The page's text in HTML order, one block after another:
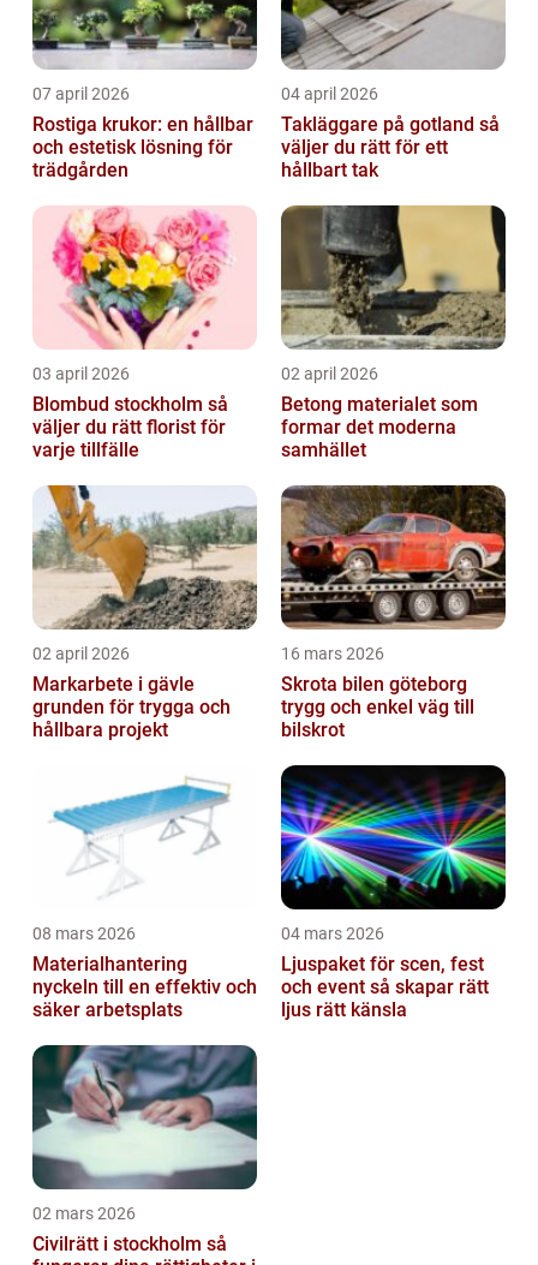
07 april 2026
Rostiga krukor: en hållbar
och estetisk lösning för
trädgården
04 april 2026
Takläggare på gotland så
väljer du rätt för ett
hållbart tak
03 april 2026
Blombud stockholm så
väljer du rätt florist för
varje tillfälle
02 april 2026
Betong materialet som
formar det moderna
samhället
02 april 2026
Markarbete i gävle
grunden för trygga och
hållbara projekt
16 mars 2026
Skrota bilen göteborg
trygg och enkel väg till
bilskrot
08 mars 2026
Materialhantering
nyckeln till en effektiv och
säker arbetsplats
04 mars 2026
Ljuspaket för scen, fest
och event så skapar rätt
ljus rätt känsla
02 mars 2026
Civilrätt i stockholm så